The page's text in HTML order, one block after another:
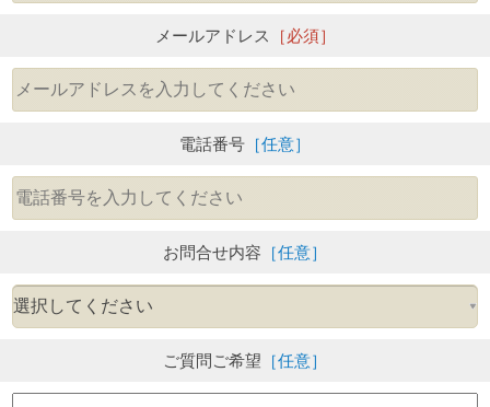
メールアドレス ［必須］
電話番号 ［任意］
お問合せ内容 ［任意］
ご質問ご希望 ［任意］